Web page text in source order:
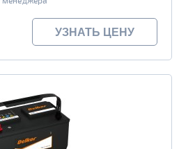
УЗНАТЬ ЦЕНУ